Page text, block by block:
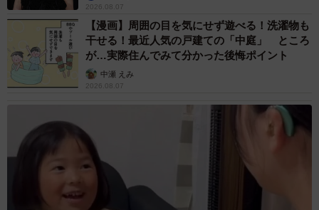
蒼喬さんが手がけた「黒豚」の文字と説明文（松屋フーズホールディン
グス提供）
2026.08.07
【漫画】周囲の目を気にせず遊べる！洗濯物も
干せる！最近人気の戸建ての「中庭」 ところ
が…実際住んでみて分かった後悔ポイント
中瀬 えみ
2026.08.07